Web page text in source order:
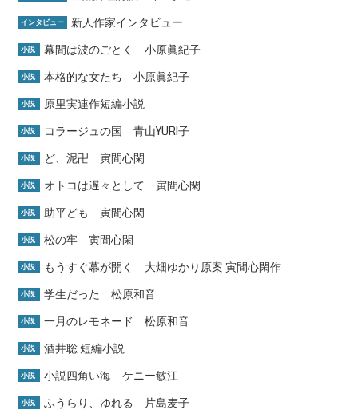
インタビュー 新人作家インタビュー
小説 幕間は波のごとく 小原眞紀子
小説 本格的な女たち 小原眞紀子
小説 原里実連作短編小説
小説 コラージュの国 青山YURI子
小説 ど、泥卍 寅間心閑
小説 オトコは遅々として 寅間心閑
小説 助平ども 寅間心閑
小説 松の牢 寅間心閑
小説 もうすぐ幕が開く 大畑ゆかり原案 寅間心閑作
小説 学生だった 松原和音
小説 一月のレモネード 松原和音
小説 酒井聡 短編小説
小説 小説四角い海 ケニー敏江
小説 ふうらり、ゆれる 片島麦子